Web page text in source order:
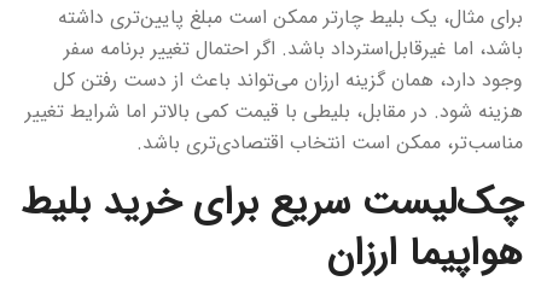
برای مثال، یک بلیط چارتر ممکن است مبلغ پایین‌تری داشته
باشد، اما غیرقابل‌استرداد باشد. اگر احتمال تغییر برنامه سفر
وجود دارد، همان گزینه ارزان می‌تواند باعث از دست رفتن کل
هزینه شود. در مقابل، بلیطی با قیمت کمی بالاتر اما شرایط تغییر
مناسب‌تر، ممکن است انتخاب اقتصادی‌تری باشد.
چک‌لیست سریع برای خرید بلیط
هواپیما ارزان